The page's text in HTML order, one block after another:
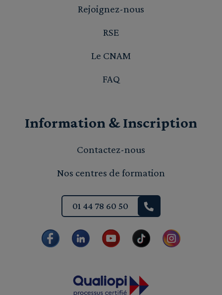
Rejoignez-nous
RSE
Le CNAM
FAQ
Information & Inscription
Contactez-nous
Nos centres de formation
01 44 78 60 50